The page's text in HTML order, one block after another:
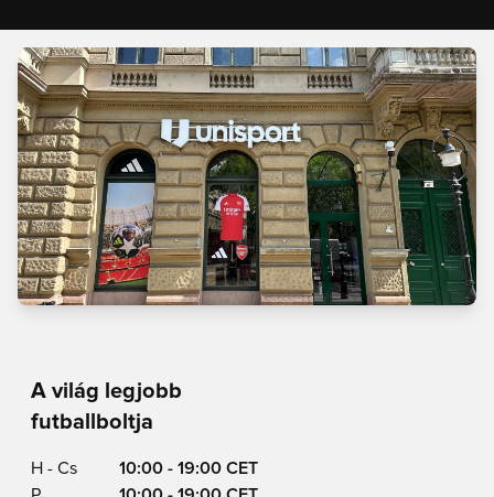
A világ legjobb
futballboltja
H - Cs
10:00 - 19:00 CET